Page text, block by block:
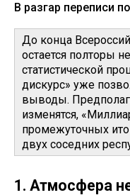
В разгар переписи
До конца
остается полторы
статистической
дискурс» уже
выводы.
изменятся,
промежуточных
двух соседних
1. Атмосфера